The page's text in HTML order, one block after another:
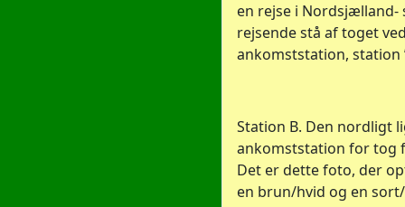
en rejse i Nordsjælland-
rejsende stå af toget
ankomststation, station
Station B. Den nordligt
ankomststation for tog
Det er dette foto, der
en brun/hvid og en